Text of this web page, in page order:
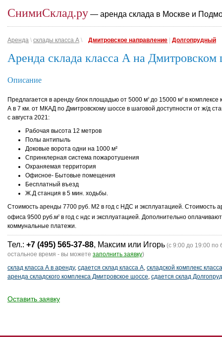
СнимиСклад.ру — аренда склада в Москве и
Аренда \ склады класса A \ Дмитровское направление Долгопрудный
Аренда склада класса А на Дмитровском
Описание
Предлагается в аренду блок площадью от 5000 м2 до 15000 м2 в комплексе
А в 7 км. от МКАД по Дмитровскому шоссе в шаговой доступности от ж/д
с августа 2021:
Рабочая высота 12 метров
Полы антипыль
Доковые ворота одни на 1000 м²
Спринклерная система пожаротушения
Охраняемая территория
Офисное- Бытовые помещения
Бесплатный въезд
Ж.Д станция в 5 мин. ходьбы.
Стоимость аренды 7700 руб. М2 в год с НДС и эксплуатацией. Стоимость
офиса 9500 руб.м2 в год с ндс и эксплуатацией. Дополнительно
коммунальные платежи.
Тел.: +7 (495) 565-37-88, Максим или Игорь (с 9:00 до 19:00 по
остальное время - вы можете заполнить заявку)
склад класса А в аренду, сдается склад класса А, складской комплекс
аренда складского комплекса Дмитровское шоссе, сдается склад
Оставить заявку